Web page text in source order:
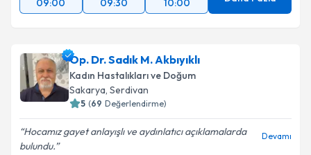
09:00 09:30 10:00
Op. Dr. Sadık M. Akbıyıklı
Kadın Hastalıkları ve Doğum
Sakarya, Serdivan
5 (69 Değerlendirme)
Hocamız gayet anlayışlı ve aydınlatıcı açıklamalarda
bulundu.
Devamı